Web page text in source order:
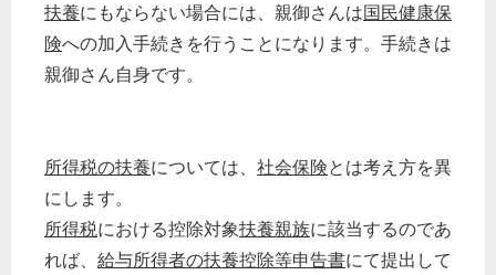
扶養にもならない場合には、親御さんは国民健康保
険への加入手続きを行うことになります。手続きは
親御さん自身です。
所得税の扶養については、 社会保険とは考え方を異
にします。
所得税における控除対象扶養親族に該当するのであ
れば、 給与所得者の扶養控除等申告書にて提出して